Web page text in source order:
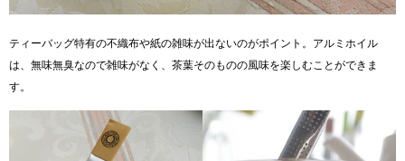
ティーバッグ特有の不織布や紙の雑味が出ないのがポイント。アルミホイル
は、無味無臭なので雑味がなく、茶葉そのものの風味を楽しむことができま
す。